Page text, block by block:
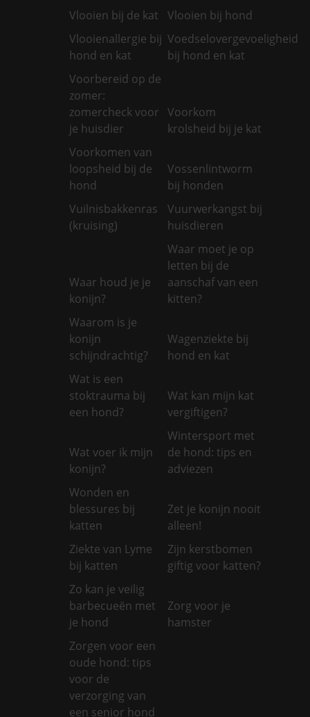
Vlooien bij de kat
Vlooien bij hond
Vlooienallergie bij
hond en kat
Voedselovergevoeligheid
bij hond en kat
Voorbereid op de
zomer:
zomercheck voor
je huisdier
Voorkom
krolsheid bij je kat
Voorkomen van
loopsheid bij de
hond
Vossenlintworm
bij honden
Vuilnisbakkenras
(kruising)
Vuurwerkangst bij
huisdieren
Waar houd je je
konijn?
Waar moet je op
letten bij de
aanschaf van een
kitten?
Waarom is je
konijn
schijndrachtig?
Wagenziekte bij
hond en kat
Wat is een
stoktrauma bij
een hond?
Wat kan mijn kat
vergiftigen?
Wat voer ik mijn
konijn?
Wintersport met
de hond: tips en
adviezen
Wonden en
blessures bij
katten
Zet je konijn nooit
alleen!
Ziekte van Lyme
bij katten
Zijn kerstbomen
giftig voor katten?
Zo kan je veilig
barbecueën met
je hond
Zorg voor je
hamster
Zorgen voor een
oude hond: tips
voor de
verzorging van
een senior hond